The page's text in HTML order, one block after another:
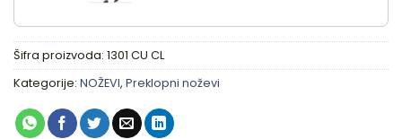
Šifra proizvoda: 1301 CU CL
Kategorije: NOŽEVI, Preklopni noževi